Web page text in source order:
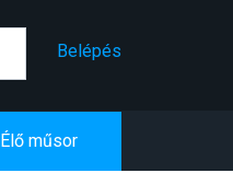
Belépés
Élő műsor